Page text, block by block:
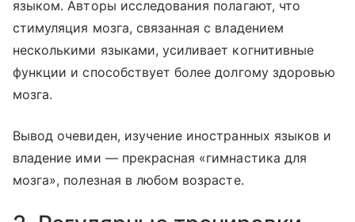
языком. Авторы исследования полагают, что
стимуляция мозга, связанная с владением
несколькими языками, усиливает когнитивные
функции и способствует более долгому здоровью
мозга.
Вывод очевиден, изучение иностранных языков и
владение ими — прекрасная «гимнастика для
мозга», полезная в любом возрасте.